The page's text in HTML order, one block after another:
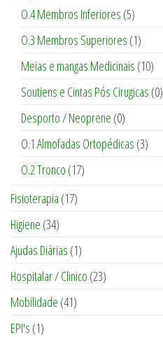
O.4 Membros Inferiores (5)
O.3 Membros Superiores (1)
Meias e mangas Medicinais (10)
Soutiens e Cintas Pós Cirugicas (0)
Desporto / Neoprene (0)
O.1 Almofadas Ortopédicas (3)
O.2 Tronco (17)
Fisioterapia (17)
Higiene (34)
Ajudas Diárias (1)
Hospitalar / Clinico (23)
Mobilidade (41)
EPI's (1)